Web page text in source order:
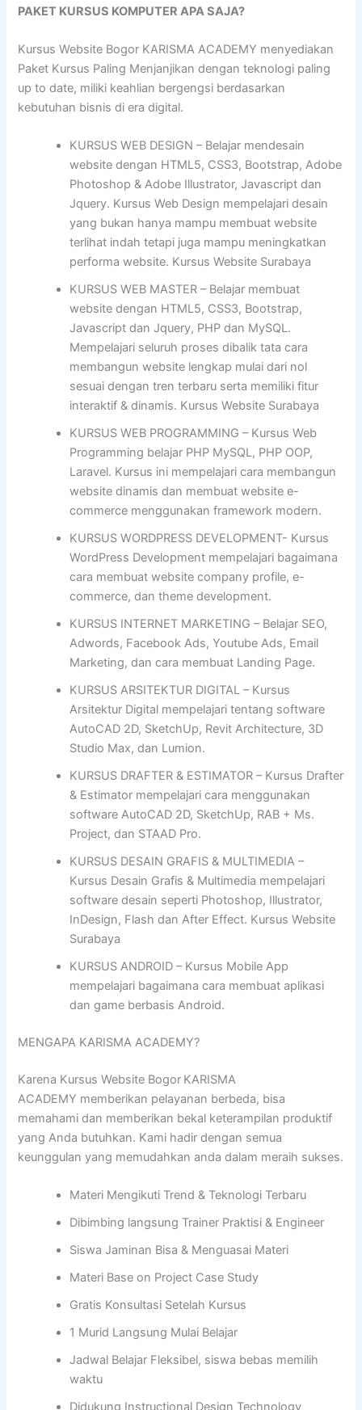
PAKET KURSUS KOMPUTER APA SAJA?
Kursus Website Bogor KARISMA ACADEMY menyediakan
Paket Kursus Paling Menjanjikan dengan teknologi paling
up to date, miliki keahlian bergengsi berdasarkan
kebutuhan bisnis di era digital.
KURSUS WEB DESIGN – Belajar mendesain
website dengan HTML5, CSS3, Bootstrap, Adobe
Photoshop & Adobe Illustrator, Javascript dan
Jquery. Kursus Web Design mempelajari desain
yang bukan hanya mampu membuat website
terlihat indah tetapi juga mampu meningkatkan
performa website. Kursus Website Surabaya
KURSUS WEB MASTER – Belajar membuat
website dengan HTML5, CSS3, Bootstrap,
Javascript dan Jquery, PHP dan MySQL.
Mempelajari seluruh proses dibalik tata cara
membangun website lengkap mulai dari nol
sesuai dengan tren terbaru serta memiliki fitur
interaktif & dinamis. Kursus Website Surabaya
KURSUS WEB PROGRAMMING – Kursus Web
Programming belajar PHP MySQL, PHP OOP,
Laravel. Kursus ini mempelajari cara membangun
website dinamis dan membuat website e-
commerce menggunakan framework modern.
KURSUS WORDPRESS DEVELOPMENT- Kursus
WordPress Development mempelajari bagaimana
cara membuat website company profile, e-
commerce, dan theme development.
KURSUS INTERNET MARKETING – Belajar SEO,
Adwords, Facebook Ads, Youtube Ads, Email
Marketing, dan cara membuat Landing Page.
KURSUS ARSITEKTUR DIGITAL – Kursus
Arsitektur Digital mempelajari tentang software
AutoCAD 2D, SketchUp, Revit Architecture, 3D
Studio Max, dan Lumion.
KURSUS DRAFTER & ESTIMATOR – Kursus Drafter
& Estimator mempelajari cara menggunakan
software AutoCAD 2D, SketchUp, RAB + Ms.
Project, dan STAAD Pro.
KURSUS DESAIN GRAFIS & MULTIMEDIA –
Kursus Desain Grafis & Multimedia mempelajari
software desain seperti Photoshop, Illustrator,
InDesign, Flash dan After Effect. Kursus Website
Surabaya
KURSUS ANDROID – Kursus Mobile App
mempelajari bagaimana cara membuat aplikasi
dan game berbasis Android.
MENGAPA KARISMA ACADEMY?
Karena Kursus Website Bogor KARISMA
ACADEMY memberikan pelayanan berbeda, bisa
memahami dan memberikan bekal keterampilan produktif
yang Anda butuhkan. Kami hadir dengan semua
keunggulan yang memudahkan anda dalam meraih sukses.
Materi Mengikuti Trend & Teknologi Terbaru
Dibimbing langsung Trainer Praktisi & Engineer
Siswa Jaminan Bisa & Menguasai Materi
Materi Base on Project Case Study
Gratis Konsultasi Setelah Kursus
1 Murid Langsung Mulai Belajar
Jadwal Belajar Fleksibel, siswa bebas memilih
waktu
Didukung Instructional Design Technology